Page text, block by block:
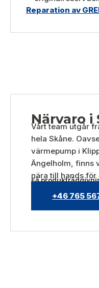
Reparation av
Närvaro i
Vårt team utgår
hela Skåne.
värmepump i
Ängelholm, finns
nära till hands för
Få
+46 765